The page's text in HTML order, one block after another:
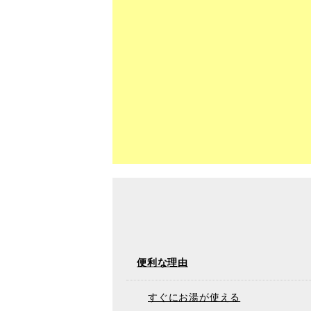
便利な理由
すぐにお湯が使える